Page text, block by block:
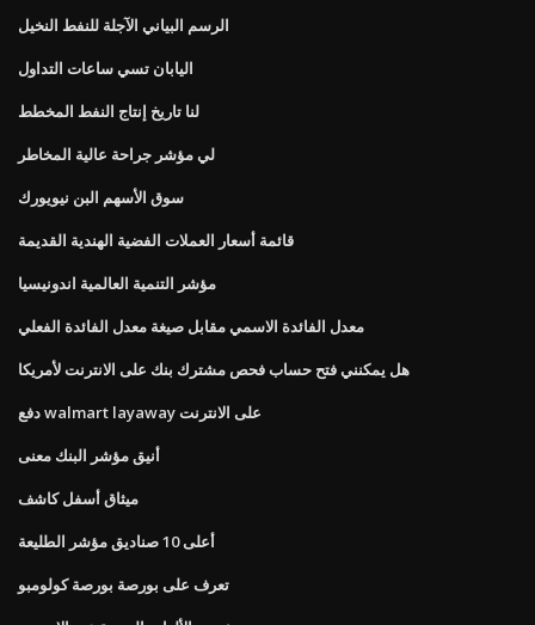
الرسم البياني الآجلة للنفط النخيل
اليابان تسي ساعات التداول
لنا تاريخ إنتاج النفط المخطط
لي مؤشر جراحة عالية المخاطر
سوق الأسهم البن نيويورك
قائمة أسعار العملات الفضية الهندية القديمة
مؤشر التنمية العالمية اندونيسيا
معدل الفائدة الاسمي مقابل صيغة معدل الفائدة الفعلي
هل يمكنني فتح حساب فحص مشترك بنك على الانترنت لأمريكا
دفع walmart layaway على الانترنت
أنيق مؤشر البنك معنى
ميثاق أسفل كاشف
أعلى 10 صناديق مؤشر الطليعة
تعرف على بورصة بورصة كولومبو